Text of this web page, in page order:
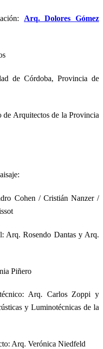
Arq. Dolores Gómez
de Córdoba, Provincia de
Arquitectos de la Provincia
Cohen / Cristián Nanzer /
Arq. Rosendo Dantas y Arq.
Piñero
Arq. Carlos Zoppi y
y Luminotécnicas de la
Arq. Verónica Niedfeld